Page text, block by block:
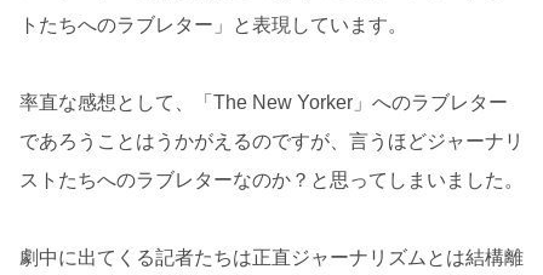
トたちへのラブレター」と表現しています。
率直な感想として、「The New Yorker」へのラブレター
であろうことはうかがえるのですが、言うほどジャーナリ
ストたちへのラブレターなのか？と思ってしまいました。
劇中に出てくる記者たちは正直ジャーナリズムとは結構離